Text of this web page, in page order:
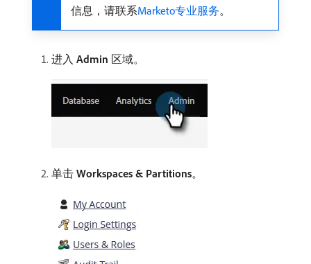
信息，请联系Marketo专业服务。
进入 Admin 区域。
单击 Workspaces & Partitions。